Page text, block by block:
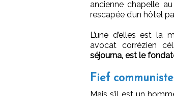
ancienne chapelle
rescapée d’un hôtel
L’une d’elles est la
avocat corrézien
séjourna, est le
Fief